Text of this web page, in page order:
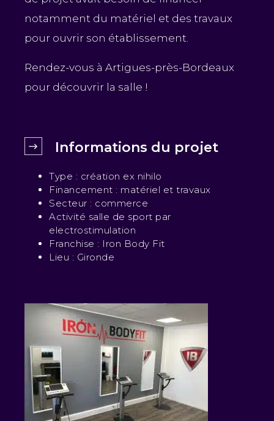
notamment du matériel et des travaux
pour ouvrir son établissement.
Rendez-vous à Artigues-près-Bordeaux
pour découvrir la salle !
Informations du projet
Type : création ex nihilo
Financement : matériel et travaux
Secteur : commerce
Activité salle de sport par
electrostimulation
Franchise : Iron Body Fit
Lieu : Gironde